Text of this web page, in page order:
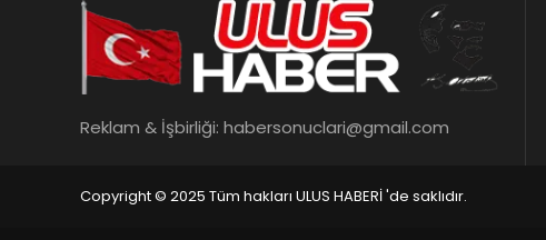
Reklam & İşbirliği: habersonuclari@gmail.com
Copyright © 2025 Tüm hakları ULUS HABERİ 'de saklıdır.